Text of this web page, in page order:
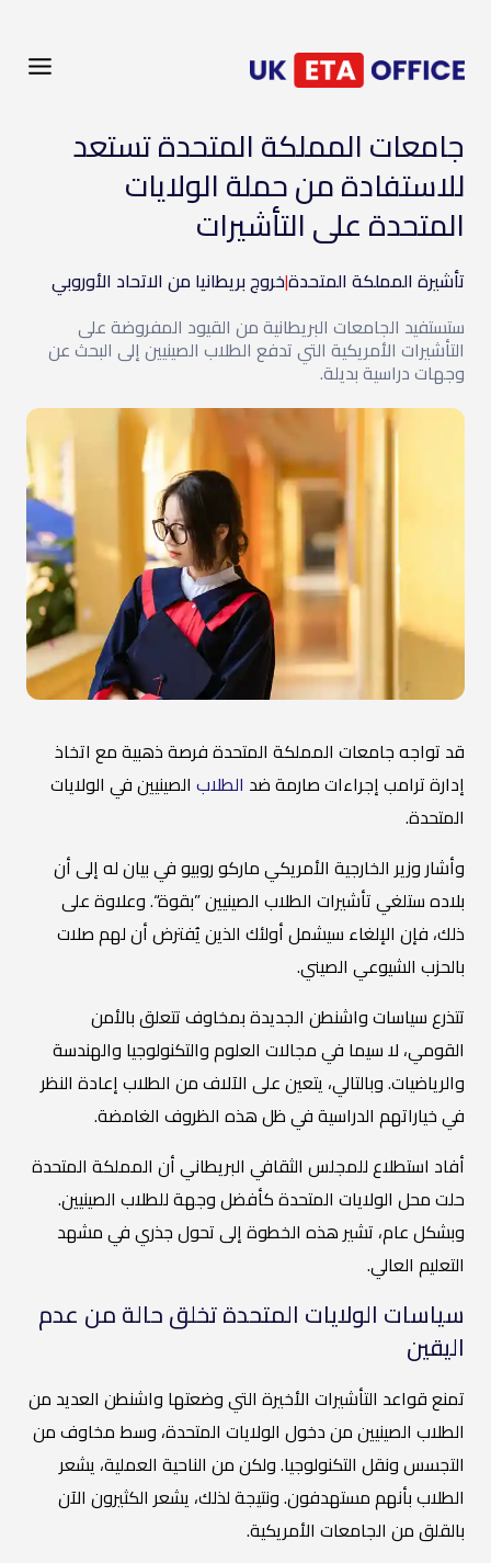
جامعات المملكة المتحدة تستعد
للاستفادة من حملة الولايات
المتحدة على التأشيرات
تأشيرة المملكة المتحدة|خروج بريطانيا من الاتحاد الأوروبي
ستستفيد الجامعات البريطانية من القيود المفروضة على
التأشيرات الأمريكية التي تدفع الطلاب الصينيين إلى البحث عن
وجهات دراسية بديلة.
قد تواجه جامعات المملكة المتحدة فرصة ذهبية مع اتخاذ
إدارة ترامب إجراءات صارمة ضد الطلاب الصينيين في الولايات
المتحدة.
وأشار وزير الخارجية الأمريكي ماركو روبيو في بيان له إلى أن
بلاده ستلغي تأشيرات الطلاب الصينيين ”بقوة“. وعلاوة على
ذلك، فإن الإلغاء سيشمل أولئك الذين يُفترض أن لهم صلات
بالحزب الشيوعي الصيني.
تتذرع سياسات واشنطن الجديدة بمخاوف تتعلق بالأمن
القومي، لا سيما في مجالات العلوم والتكنولوجيا والهندسة
والرياضيات. وبالتالي، يتعين على الآلاف من الطلاب إعادة النظر
في خياراتهم الدراسية في ظل هذه الظروف الغامضة.
أفاد استطلاع للمجلس الثقافي البريطاني أن المملكة المتحدة
حلت محل الولايات المتحدة كأفضل وجهة للطلاب الصينيين.
وبشكل عام، تشير هذه الخطوة إلى تحول جذري في مشهد
التعليم العالي.
سياسات الولايات المتحدة تخلق حالة من عدم
اليقين
تمنع قواعد التأشيرات الأخيرة التي وضعتها واشنطن العديد من
الطلاب الصينيين من دخول الولايات المتحدة، وسط مخاوف من
التجسس ونقل التكنولوجيا. ولكن من الناحية العملية، يشعر
الطلاب بأنهم مستهدفون. ونتيجة لذلك، يشعر الكثيرون الآن
بالقلق من الجامعات الأمريكية.